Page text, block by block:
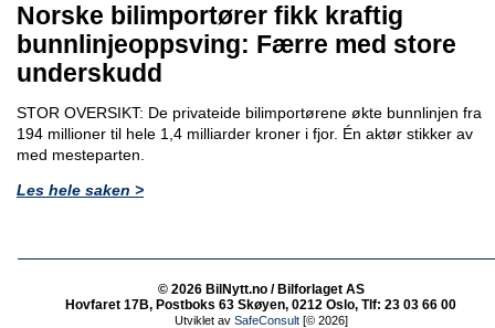
Norske bilimportører fikk kraftig
bunnlinjeoppsving: Færre med store
underskudd
STOR OVERSIKT: De privateide bilimportørene økte bunnlinjen fra
194 millioner til hele 1,4 milliarder kroner i fjor. Én aktør stikker av
med mesteparten.
Les hele saken >
© 2026 BilNytt.no / Bilforlaget AS
Hovfaret 17B, Postboks 63 Skøyen, 0212 Oslo, Tlf: 23 03 66 00
Utviklet av SafeConsult[© 2026]